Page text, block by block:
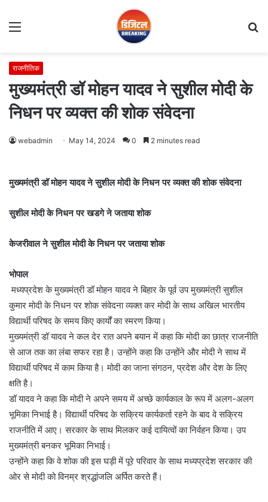
Menu
राजनीतिक
मुख्यमंत्री डॉ मोहन यादव ने सुशील मोदी के
निधन पर व्यक्त की शोक संवेदना
webadmin May 14, 2024 0 2 minutes read
मुख्यमंत्री डॉ मोहन यादव ने सुशील मोदी के निधन पर व्यक्त की शोक संवेदना
सुशील मोदी के निधन पर खडगे ने जताया शोक
केजरीवाल ने सुशील मोदी के निधन पर जताया शोक
भोपाल
मध्यप्रदेश के मुख्यमंत्री डॉ मोहन यादव ने बिहार के पूर्व उप मुख्यमंत्री सुशील
कुमार मोदी के निधन पर शोक संवेदना व्यक्त कर मोदी के साथ अखिल भारतीय
विद्यार्थी परिषद के समय किए कार्यों का स्मरण किया।
मुख्यमंत्री डॉ यादव ने कल देर रात अपने बयान में कहा कि मोदी का छात्र राजनीति
से आज तक का लंबा सफर रहा है। उन्होंने कहा कि उन्होंने और मोदी ने साथ में
विद्यार्थी परिषद में काम किया है। मोदी का जाना संगठन, प्रदेश और देश के लिए
क्षति है।
डॉ यादव ने कहा कि मोदी ने अपने समय में अच्छे कार्यकाल के रूप में अलग-अलग
भूमिका निभाई है। विद्यार्थी परिषद के सक्रिय कार्यकर्ता रहने के बाद वे सक्रिय
राजनीति में आए। सरकार के साथ मिलकर कई दायित्वों का निर्वहन किया। उप
मुख्यमंत्री बनकर भूमिका निभाई।
उन्होंने कहा कि वे शोक की इस घड़ी में पूरे परिवार के साथ मध्यप्रदेश सरकार की
ओर से मोदी को विनम्र श्रद्धांजलि अर्पित करते हैं।